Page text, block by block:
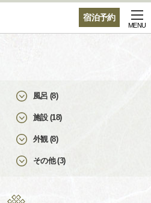
宿泊予約
MENU
風呂 (8)
施設 (18)
外観 (8)
その他 (3)